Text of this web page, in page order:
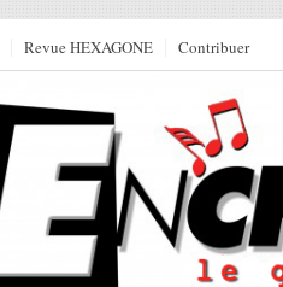
Revue HEXAGONE Contribuer